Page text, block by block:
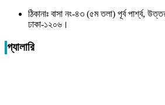
ঠিকানাঃ বাসা নং-৪৩ (৫ম তলা) পূর্ব পার্শ্ব,
ঢাকা-১২০৬।
গ্যালারি